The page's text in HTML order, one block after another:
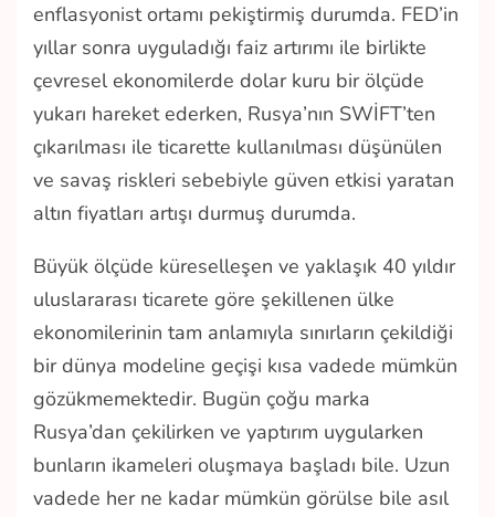
enflasyonist ortamı pekiştirmiş durumda. FED’in
yıllar sonra uyguladığı faiz artırımı ile birlikte
çevresel ekonomilerde dolar kuru bir ölçüde
yukarı hareket ederken, Rusya’nın SWİFT’ten
çıkarılması ile ticarette kullanılması düşünülen
ve savaş riskleri sebebiyle güven etkisi yaratan
altın fiyatları artışı durmuş durumda.
Büyük ölçüde küreselleşen ve yaklaşık 40 yıldır
uluslararası ticarete göre şekillenen ülke
ekonomilerinin tam anlamıyla sınırların çekildiği
bir dünya modeline geçişi kısa vadede mümkün
gözükmemektedir. Bugün çoğu marka
Rusya’dan çekilirken ve yaptırım uygularken
bunların ikameleri oluşmaya başladı bile. Uzun
vadede her ne kadar mümkün görülse bile asıl